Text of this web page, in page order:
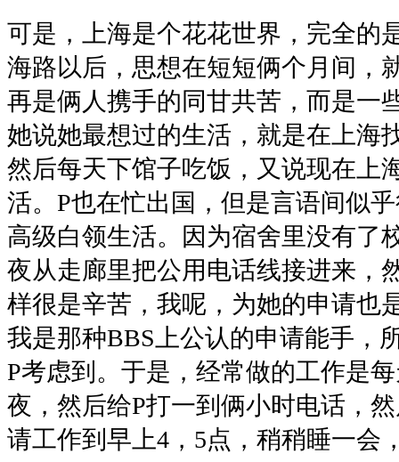
可是，上海是个花花世界，完全的
海路以后，思想在短短俩个月间，
再是俩人携手的同甘共苦，而是一
她说她最想过的生活，就是在上海
然后每天下馆子吃饭，又说现在上
活。P也在忙出国，但是言语间似
高级白领生活。因为宿舍里没有了
夜从走廊里把公用电话线接进来，
样很是辛苦，我呢，为她的申请也
我是那种BBS上公认的申请能手，
P考虑到。于是，经常做的工作是
夜，然后给P打一到俩小时电话，
请工作到早上4，5点，稍稍睡一会